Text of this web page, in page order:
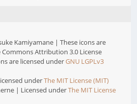
Kamiyamane | These icons are
Commons Attribution 3.0 License
are licensed underGNU LGPLv3
underThe MIT License (MIT)
| Licensed underThe MIT License